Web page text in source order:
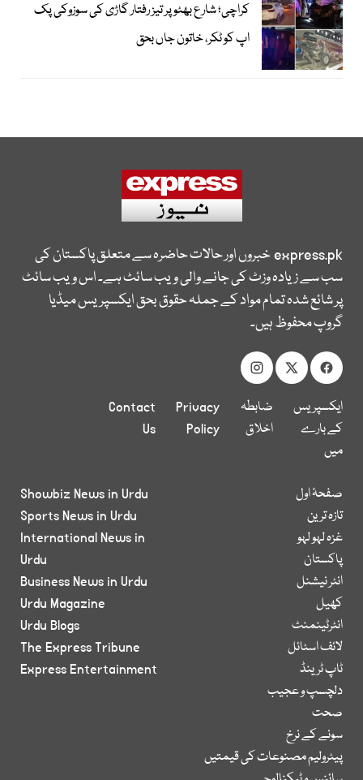
کراچی؛ شارع بھٹو پر تیز رفتار گاڑی کی سوزوکی پک
اپ کو ٹکر، خاتون جاں بحق
express.pkخبروں اور حالات حاضرہ سے متعلق پاکستان کی
سب سے زیادہ وزٹ کی جانے والی ویب سائٹ ہے۔ اس ویب سائٹ
پر شائع شدہ تمام مواد کے جملہ حقوق بحق ایکسپریس میڈیا
گروپ محفوظ ہیں۔
ایکسپریس
کے بارے
میں
ضابطہ
اخلاق
Privacy
Policy
Contact
Us
صفحۂ اول
تازہ ترین
غزہ لہو لہو
پاکستان
انٹر نیشنل
کھیل
انٹرٹینمنٹ
لائف اسٹائل
ٹاپ ٹرینڈ
دلچسپ و عجیب
صحت
سونے کے نرخ
پیٹرولیم مصنوعات کی قیمتیں
Showbiz News in Urdu
Sports News in Urdu
International News in
Urdu
Business News in Urdu
Urdu Magazine
Urdu Blogs
The Express Tribune
Express Entertainment